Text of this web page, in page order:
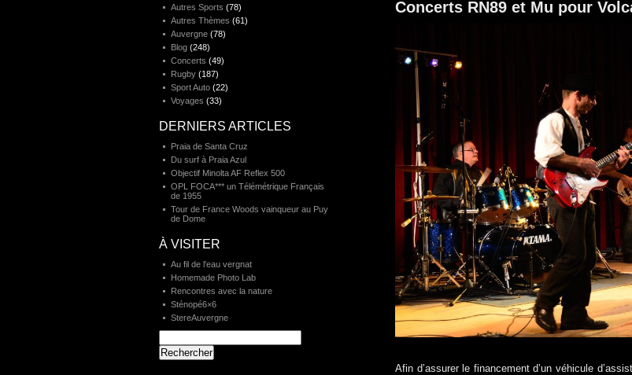
Concerts RN89 et Mu pour
Afin d’assurer le financement d’un véhicule
Autres Sports (78)
Autres Thèmes (61)
Auvergne (78)
Blog (248)
Concerts (49)
Rugby (187)
Sport Auto (22)
Voyages (33)
DERNIERS ARTICLES
Praia de Santa Cruz
Du surf à Praia Azul
Objectif Minolta AF Reflex 500
OPL FOCA*** un Télémétrique Français
de 1955
Tour de France Woods vainqueur au Puy
de Dome
À VISITER
Au fil de l'eau vergnat
Homemade Photo Lab
Rencontres avec la nature
Sténopé6×6
StereAuvergne